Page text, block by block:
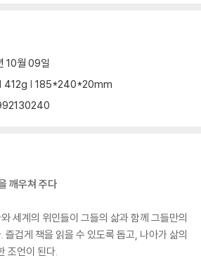
10월 09일
412g | 185*240*20mm
깨우쳐 주다
세계의 위인들이 그들의 삶과 함께 그들만의
즐겁게 책을 읽을 수 있도록 돕고, 나아가 삶의
조언이 된다.